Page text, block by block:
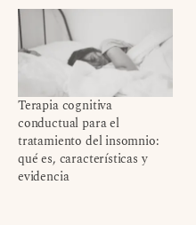
Terapia cognitiva
conductual para el
tratamiento del insomnio:
qué es, características y
evidencia